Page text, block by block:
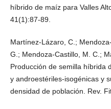
híbrido de maíz para Valles
41(1):87-89.
Martínez-Lázaro, C.;
G.; Mendoza-Castillo, M. C.;
Producción de semilla híbrida
y androestériles-isogénicas y
densidad de población. Rev.